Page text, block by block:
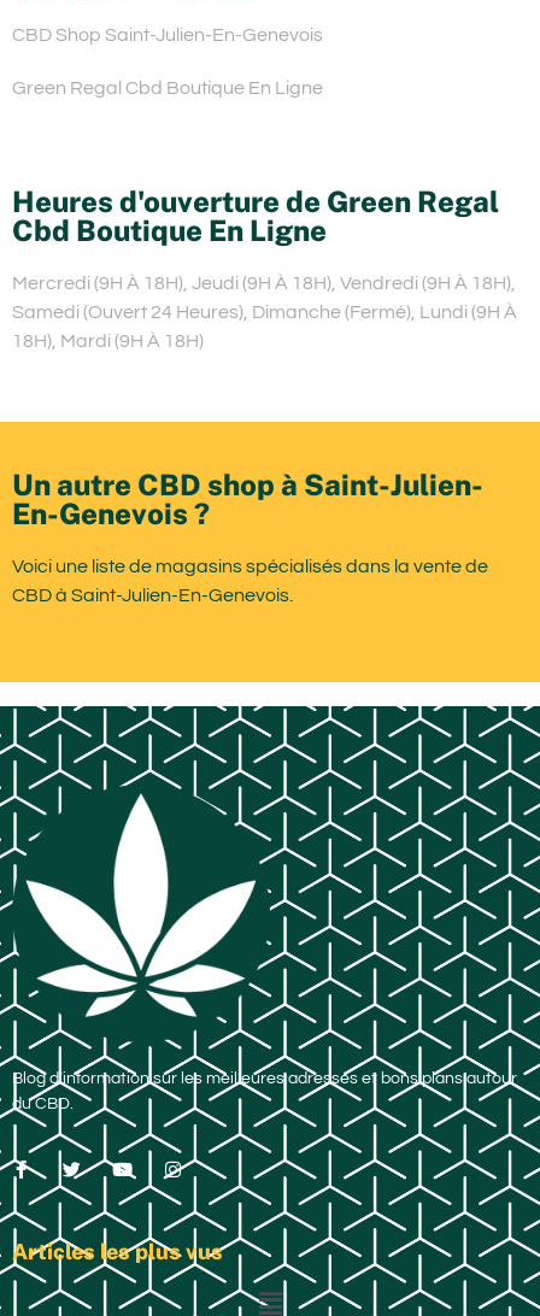
CBD Shop Saint-Julien-En-Genevois
Green Regal Cbd Boutique En Ligne
Heures d'ouverture de Green Regal
Cbd Boutique En Ligne
Mercredi (9H À 18H), Jeudi (9H À 18H), Vendredi (9H À 18H),
Samedi (Ouvert 24 Heures), Dimanche (Fermé), Lundi (9H À
18H), Mardi (9H À 18H)
Un autre CBD shop à Saint-Julien-
En-Genevois ?
Voici une liste de magasins spécialisés dans la vente de
CBD à Saint-Julien-En-Genevois.
Blog d’information sur les meilleures adresses et bons plans autour
du CBD.
Articles les plus vus